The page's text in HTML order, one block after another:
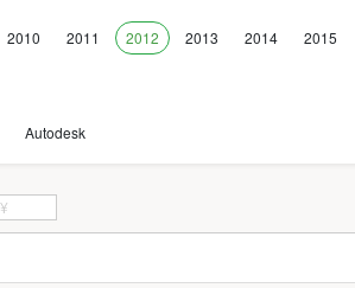
2010 2011 2012 2013 2014 2015
Autodesk